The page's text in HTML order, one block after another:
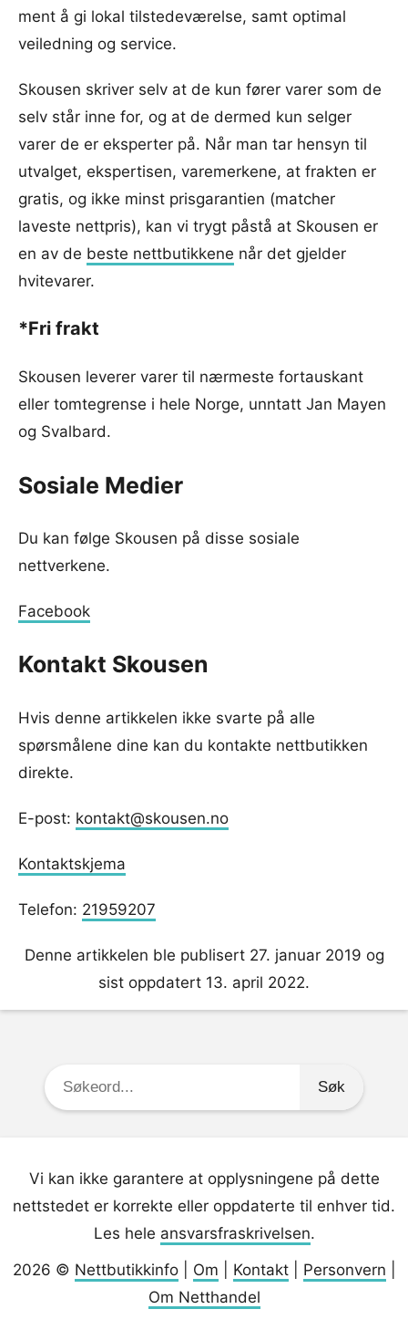
ment å gi lokal tilstedeværelse, samt optimal
veiledning og service.
Skousen skriver selv at de kun fører varer som de
selv står inne for, og at de dermed kun selger
varer de er eksperter på. Når man tar hensyn til
utvalget, ekspertisen, varemerkene, at frakten er
gratis, og ikke minst prisgarantien (matcher
laveste nettpris), kan vi trygt påstå at Skousen er
en av de beste nettbutikkene når det gjelder
hvitevarer.
*Fri frakt
Skousen leverer varer til nærmeste fortauskant
eller tomtegrense i hele Norge, unntatt Jan Mayen
og Svalbard.
Sosiale Medier
Du kan følge Skousen på disse sosiale
nettverkene.
Facebook
Kontakt Skousen
Hvis denne artikkelen ikke svarte på alle
spørsmålene dine kan du kontakte nettbutikken
direkte.
E-post: kontakt@skousen.no
Kontaktskjema
Telefon: 21959207
Denne artikkelen ble publisert 27. januar 2019 og
sist oppdatert 13. april 2022.
Søkeord:
Vi kan ikke garantere at opplysningene på dette
nettstedet er korrekte eller oppdaterte til enhver tid.
Les hele ansvarsfraskrivelsen.
2026 © Nettbutikkinfo| Om Kontakt| Personvern
Om Netthandel